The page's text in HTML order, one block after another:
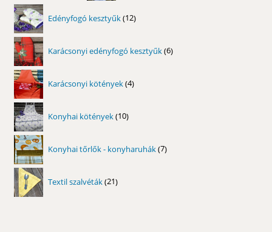
Edényfogó kesztyűk 12
termék
Karácsonyi edényfogó kesztyűk 6
termék
Karácsonyi kötények 4
termék
Konyhai kötények 10
termék
Konyhai tőrlők - konyharuhák 7
termék
Textil szalvéták 21
termék